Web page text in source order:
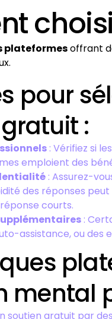
plateformesoffrant
pour
:
: Vérifiez si
emploient des
: Assurez-
des réponses
courts.
:
assistance, ou des
mental
soutien gratuit par